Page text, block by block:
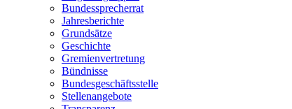
Bundessprecherrat
Jahresberichte
Grundsätze
Geschichte
Gremienvertretung
Bündnisse
Bundesgeschäftsstelle
Stellenangebote